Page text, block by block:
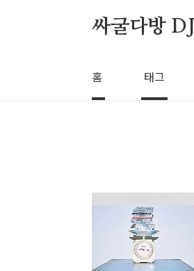
싸굴다방 DJ
홈 태그